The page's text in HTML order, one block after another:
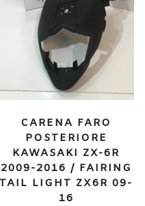
CARENA FARO
POSTERIORE
KAWASAKI ZX-6R
2009-2016 / FAIRING
TAIL LIGHT ZX6R 09-
16